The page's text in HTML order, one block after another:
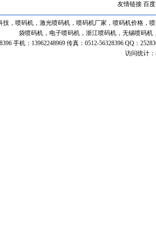
友情链接 百
技，喷码机，激光喷码机，喷码机厂家，喷码机价格
袋喷码机，电子喷码机，浙江喷码机，无锡喷码
手机：13962248969 传真：0512-56328396 QQ：
访问统计